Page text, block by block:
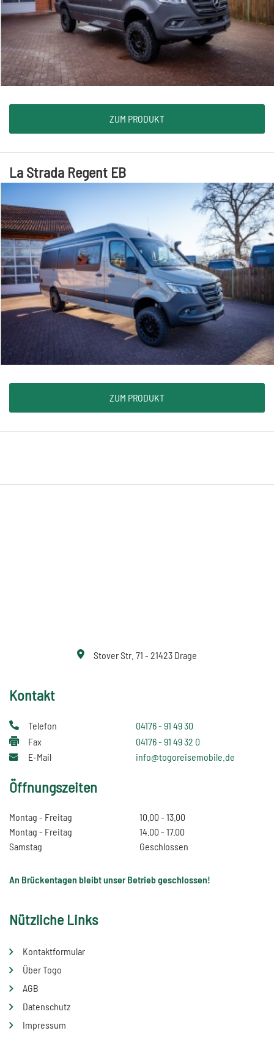
ZUM PRODUKT
La Strada Regent EB
ZUM PRODUKT
Stover Str. 71 - 21423 Drage
Kontakt
Telefon
04176 - 91 49 30
Fax
04176 - 91 49 32 0
E-Mail
info@togoreisemobile.de
Öffnungszeiten
Montag - Freitag
10.00 - 13.00
Montag - Freitag
14.00 - 17.00
Samstag
Geschlossen
An Brückentagen bleibt unser Betrieb geschlossen!
Nützliche Links
Kontaktformular
Über Togo
AGB
Datenschutz
Impressum